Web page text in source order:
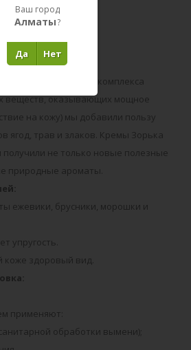
(уникального комплекса
веществ, оказывающих мощное
на кожу) мы добавили пользу
ягод, трав и злаков. Кремы Зорька
не только новые полезные
природные ароматы.
ежевики, брусники, морошки и
упругость.
коже здоровый вид.
применяют:
обработки вымени);
Ваш город
Алматы?
Нет
Да